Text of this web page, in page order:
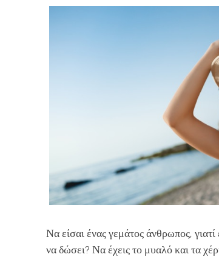
Να είσαι ένας γεμάτος άνθρωπος,
να δώσει? Να έχεις το μυαλό και τα